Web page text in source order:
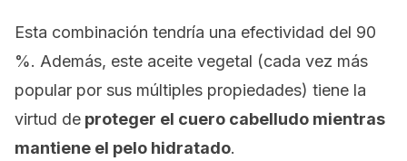
Esta combinación tendría una efectividad del 90
%. Además, este aceite vegetal (cada vez más
popular por sus múltiples propiedades) tiene la
virtud de proteger el cuero cabelludo mientras
mantiene el pelo hidratado.